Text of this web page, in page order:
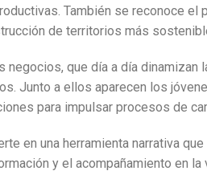
También se reconoce
de territorios más
que día a día dinamizan
Junto a ellos aparecen los
para impulsar procesos de
en una herramienta narrativa
y el acompañamiento en